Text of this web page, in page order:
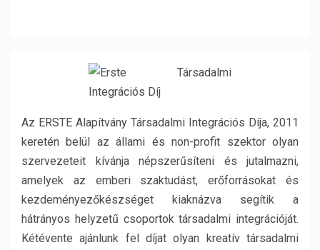
Az ERSTE Alapítvány Társadalmi Integrációs Díja, 2011
keretén belül az állami és non-profit szektor olyan
szervezeteit kívánja népszerűsíteni és jutalmazni,
amelyek az emberi szaktudást, erőforrásokat és
kezdeményezőkészséget kiaknázva segítik a
hátrányos helyzetű csoportok társadalmi integrációját.
Kétévente ajánlunk fel díjat olyan kreatív társadalmi